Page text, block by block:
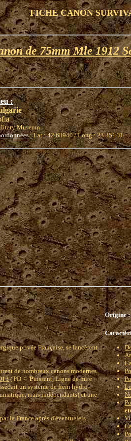
FICHE CANON
de 75mm Mle 1912
:
Museum
:Lat : 42.68940 / Long : 23.35140
Origine :
privée Française, se lancèrent
de nombreux canons modernes
('PD' = 'Puissant, Ligne de mire
un système de frein hydro-
mais indépendants) et une
la France après d'éventuelels